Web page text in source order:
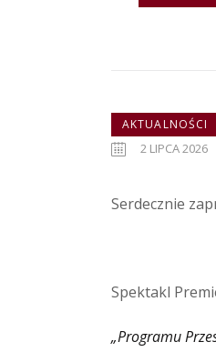
AKTUALNOŚCI
2 LIPCA 2026
Serdecznie
Spektakl
„Programu